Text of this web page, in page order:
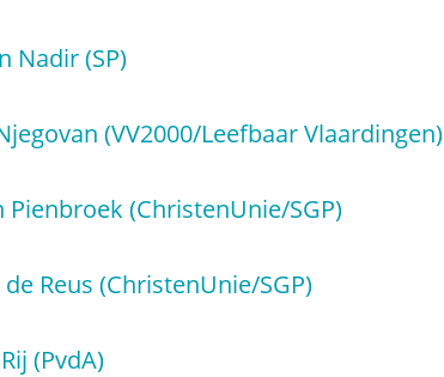
Nadir (SP)
(VV2000/Leefbaar Vlaardingen)
(ChristenUnie/SGP)
Reus (ChristenUnie/SGP)
(PvdA)